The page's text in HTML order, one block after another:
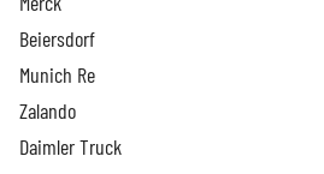
Beiersdorf
Munich Re
Zalando
Daimler Truck